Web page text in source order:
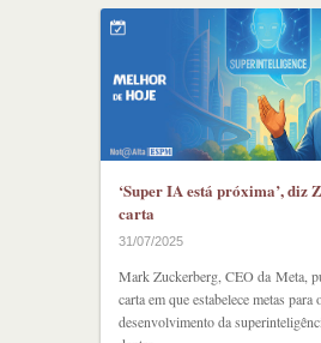
‘Super IA está próxima’, diz
carta
31/07/2025
Mark Zuckerberg, CEO da Meta,
carta em que estabelece metas para
desenvolvimento da